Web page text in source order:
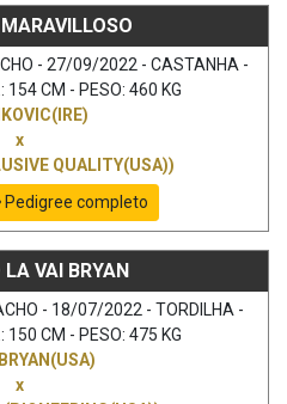
- 27/09/2022 - CASTANHA -
154 CM - PESO: 460 KG
x
QUALITY(USA))
Pedigree completo
LA VAI BRYAN
- 18/07/2022 - TORDILHA -
150 CM - PESO: 475 KG
x